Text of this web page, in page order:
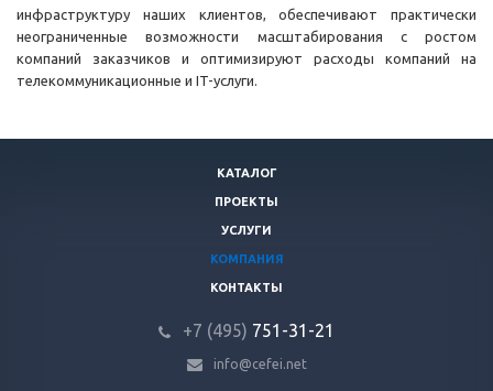
инфраструктуру наших клиентов, обеспечивают практически
неограниченные возможности масштабирования с ростом
компаний заказчиков и оптимизируют расходы компаний на
телекоммуникационные и IT-услуги.
КАТАЛОГ
ПРОЕКТЫ
УСЛУГИ
КОМПАНИЯ
КОНТАКТЫ
+7 (495) 751-31 -21
info@cefei.net